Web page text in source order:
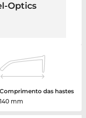
Optics
Comprimento das hastes
140 mm